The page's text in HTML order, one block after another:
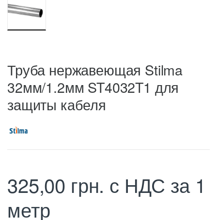
Труба нержавеющая Stilma
32мм/1.2мм ST4032T1 для
защиты кабеля
325,00 грн. с НДС за 1
метр